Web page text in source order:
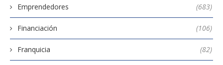
Emprendedores (683)
Financiación (106)
Franquicia (82)